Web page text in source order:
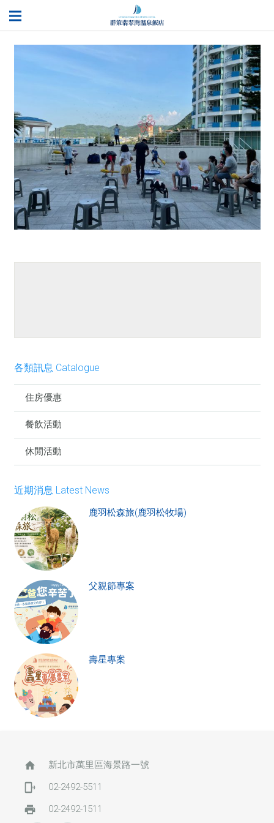
各類訊息 Catalogue
住房優惠
餐飲活動
休閒活動
近期消息 Latest News
鹿羽松森旅(鹿羽松牧場)
父親節專案
壽星專案
home 新北市萬里區海景路一號
phonelink_ring 02-2492-5511
print 02-2492-1511